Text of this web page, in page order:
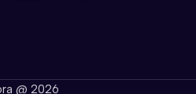
Avora @ 2026